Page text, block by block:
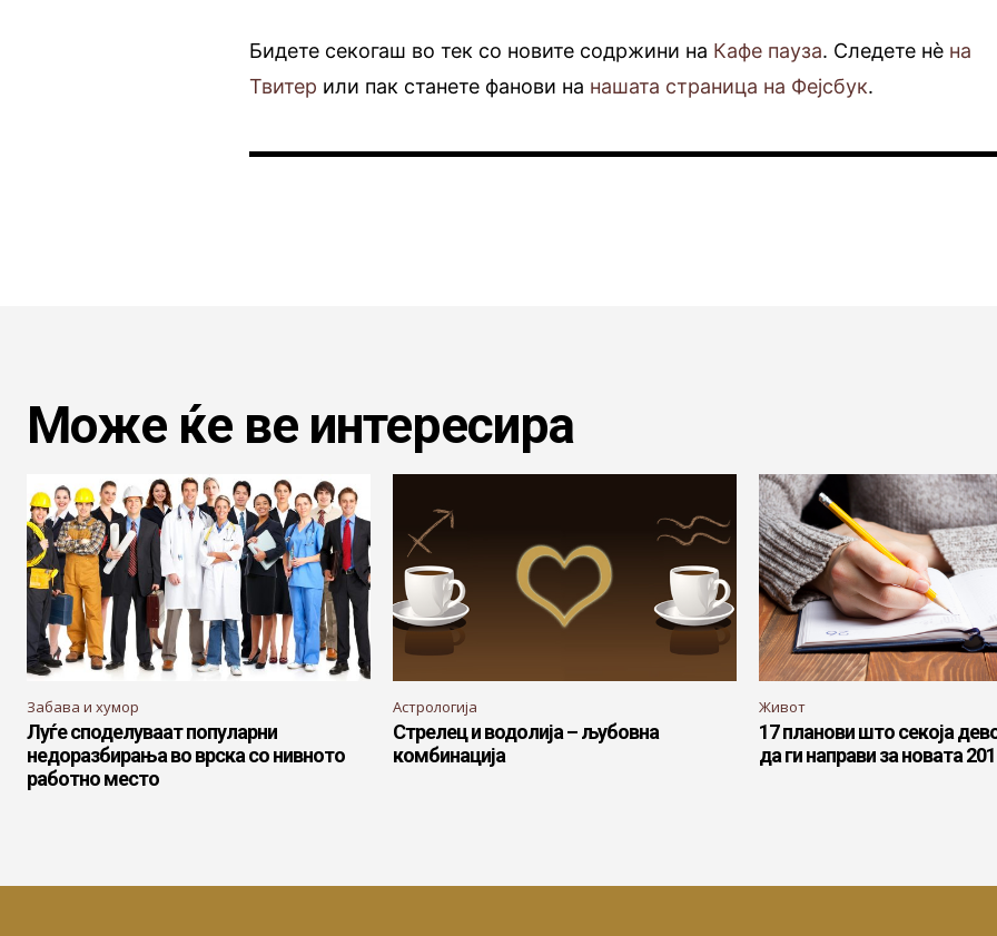
Бидете секогаш во тек со новите содржини на Кафе пауза. Следете нè на
Твитер или пак станете фанови на нашата страница на Фејсбук.
Може ќе ве интересира
Забава и хумор
Луѓе споделуваат популарни
недоразбирања во врска со нивното
работно место
Астрологија
Стрелец и водолија – љубовна
комбинација
Живот
17 планови што секоја
да ги направи за новата